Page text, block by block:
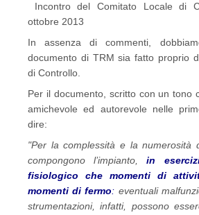
Incontro del Comitato Locale di
ottobre 2013
In assenza di commenti,
documento di TRM sia fatto proprio
di Controllo.
Per il documento, scritto con un tono
amichevole ed autorevole nelle
dire:
"Per la complessità e la numerosità
compongono l’impianto,in
fisiologico che momenti di
momenti di fermo: eventuali
strumentazioni, infatti, possono